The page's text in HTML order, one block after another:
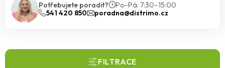
Potřebujete poradit?
Po–Pá: 7:30–15:00
541 420 850
poradna@distrimo.cz
FILTRACE